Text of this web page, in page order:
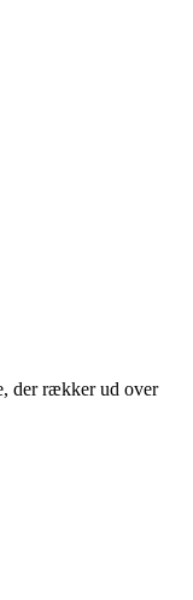
der rækker ud over